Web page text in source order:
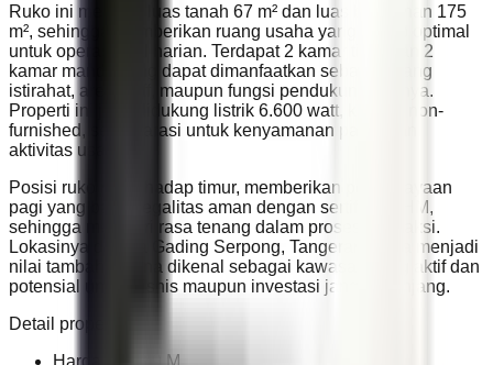
Ruko ini memiliki luas tanah 67 m² dan luas bangunan 175
m², sehingga memberikan ruang usaha yang cukup optimal
untuk operasional harian. Terdapat 2 kamar tidur dan 2
kamar mandi, yang dapat dimanfaatkan sebagai ruang
istirahat, area staff, maupun fungsi pendukung lainnya.
Properti ini juga didukung listrik 6.600 watt, kondisi non-
furnished, serta garasi untuk kenyamanan parkir dan
aktivitas usaha.
Posisi ruko menghadap timur, memberikan pencahayaan
pagi yang baik. Legalitas aman dengan sertifikat SHM,
sehingga memberi rasa tenang dalam proses transaksi.
Lokasinya di area Gading Serpong, Tangerang juga menjadi
nilai tambah karena dikenal sebagai kawasan yang aktif dan
potensial untuk bisnis maupun investasi jangka panjang.
Detail properti:
Harga: Rp 3,9 M